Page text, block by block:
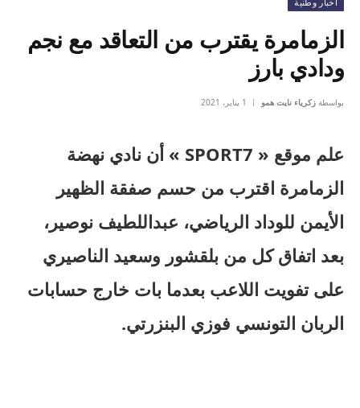
الزمامرة يقترب من التعاقد مع نجم
ودادي بارز
بواسطة زكرياء نايت همو 1 يناير، 2021
علم موقع « SPORT7 » أن نادي نهضة
الزمامرة اقترب من حسم صفقة الظهير
الأيمن للوداد الرياضي، عبداللطيف نوصير،
بعد اتفاق كل من بلقشور وسعيد الناصيري
على تفويت اللاعب بعدما بات خارج حسابات
الربان التونسي فوزي البنزرتي.